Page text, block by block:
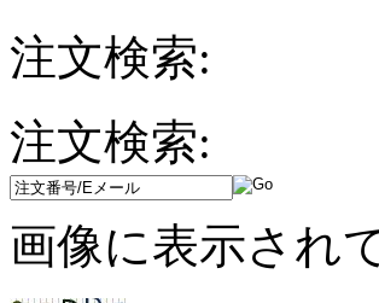
注文検索:
注文検索:
画像に表示され